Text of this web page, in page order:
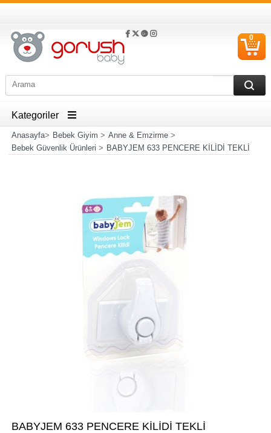
0
Kategoriler
Anasayfa> Bebek Giyim > Anne & Emzirme>
Bebek Güvenlik Ürünleri > BABYJEM 633 PENCERE KİLİDİ TEKLİ
BABYJEM 633 PENCERE KİLİDİ TEKLİ